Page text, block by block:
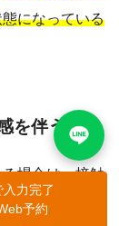
になっている
を伴う
場合は、接触
れます。
入力完了
予約